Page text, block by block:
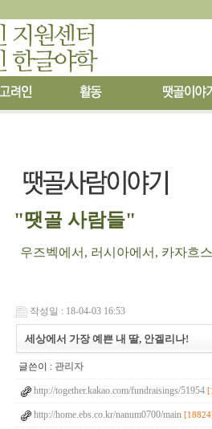
"땟골 사람들"
우즈벡에서, 러시아에서, 카자흐스
작성일 : 18-04-03 16:53
세상에서 가장 예쁜 내 딸, 안겔리나!
글쓴이 : 관리자
http://together.kakao.com/fundraisings/51954
http://home.ebs.co.kr/nanum0700/main